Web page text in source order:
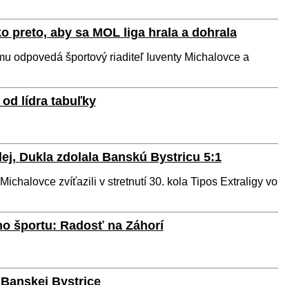
preto, aby sa MOL liga hrala a dohrala
odpovedá športový riaditeľ Iuventy Michalovce a
od lídra tabuľky
Dukla zdolala Banskú Bystricu 5:1
zvíťazili v stretnutí 30. kola Tipos Extraligy vo
športu: Radosť na Záhorí
Bystrice